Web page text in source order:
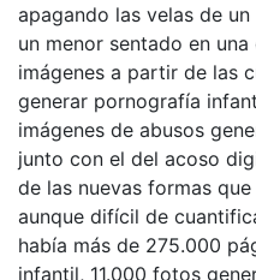
apagando las velas de
un menor sentado en
imágenes a partir de las
generar pornografía
imágenes de abusos
junto con el del acoso
de las nuevas formas
aunque difícil de
había más de 275.000
infantil, 11.000 fotos